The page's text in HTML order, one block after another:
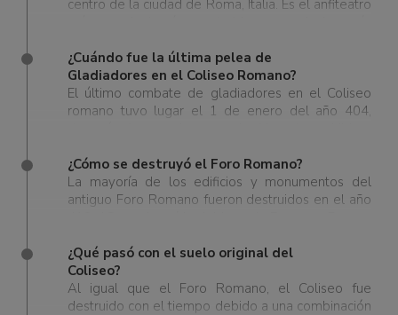
centro de la ciudad de Roma, Italia. Es el anfiteatro
se reunían para ver los juegos de los gladiadores,
concursos, espectáculos, recreaciones de batallas
y ejecuciones. En la actualidad, el Coliseo es uno
de los monumentos más famosos y visitados, así
¿Cuándo fue la última pelea de
Gladiadores en el Coliseo Romano?
El último combate de gladiadores en el Coliseo
romano tuvo lugar el 1 de enero del año 404,
399.
¿Cómo se destruyó el Foro Romano?
La mayoría de los edificios y monumentos del
antiguo Foro Romano fueron destruidos en el año
factores, incluidos el saqueo y las luchas tras el
declive del Imperio Romano Imperial. Pero la
mayor parte de la destrucción pudo ser a causa
del paso del tiempo, a los elementos naturales y
¿Qué pasó con el suelo original del
Coliseo?
Al igual que el Foro Romano, el Coliseo fue
destruido con el tiempo debido a una combinación